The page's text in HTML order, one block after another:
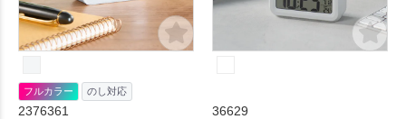
フルカラー のし対応
2376361 36629